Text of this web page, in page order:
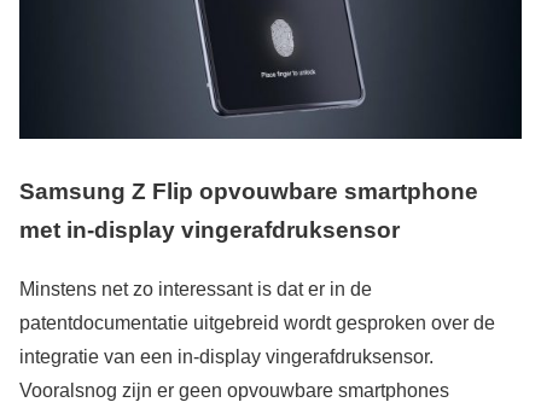
Samsung Z Flip opvouwbare smartphone
met in-display vingerafdruksensor
Minstens net zo interessant is dat er in de
patentdocumentatie uitgebreid wordt gesproken over de
integratie van een in-display vingerafdruksensor.
Vooralsnog zijn er geen opvouwbare smartphones